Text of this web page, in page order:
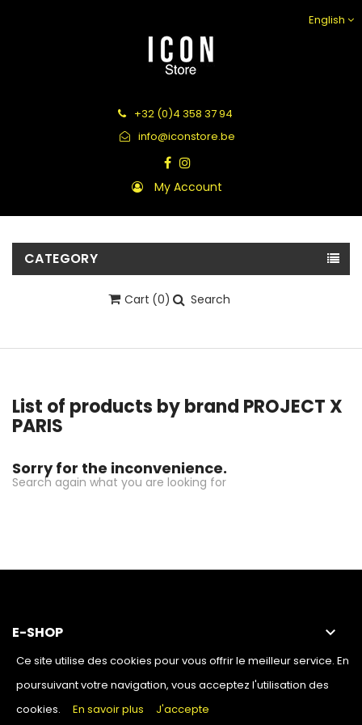
English
+32 (0)4 358 37 94
info@iconstore.be
My Account
CATEGORY
Cart (0) Search
List of products by brand PROJECT X
PARIS
Sorry for the inconvenience.
Search again what you are looking for
E-SHOP keyboard_arrow_down
OUR SHOP keyboard_arrow_down
Ce site utilise des cookies pour vous offrir le meilleur service. En
poursuivant votre navigation, vous acceptez l'utilisation des
cookies.
En savoir plus J'accepte